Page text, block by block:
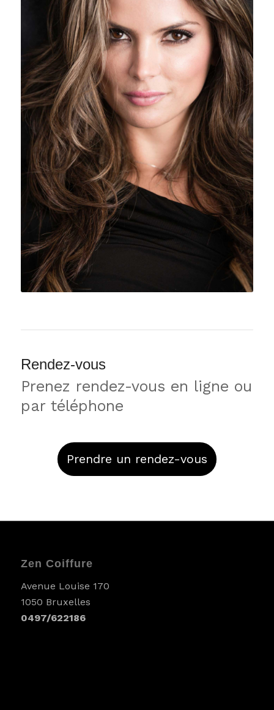
Rendez-vous
Prenez rendez-vous en ligne ou
par téléphone
Prendre un rendez-vous
Zen Coiffure
Avenue Louise 170
1050 Bruxelles
0497/622186